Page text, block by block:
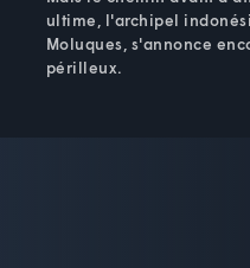
ultime, l'archipel
Moluques, s'annonce
périlleux.